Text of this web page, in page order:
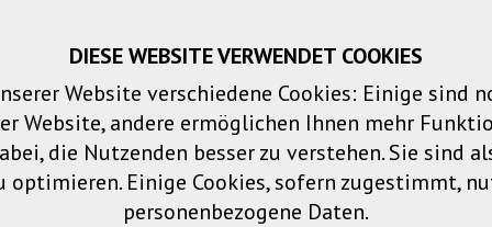
Warenkorb Merklisten Login
Produkte Lösungen
DIESE WEBSITE VERWENDET COOKIES
Website verschiedene Cookies: Einige sind
Website, andere ermöglichen Ihnen mehr
die Nutzenden besser zu verstehen. Sie sind
optimieren. Einige Cookies, sofern zugestimmt,
personenbezogene Daten.